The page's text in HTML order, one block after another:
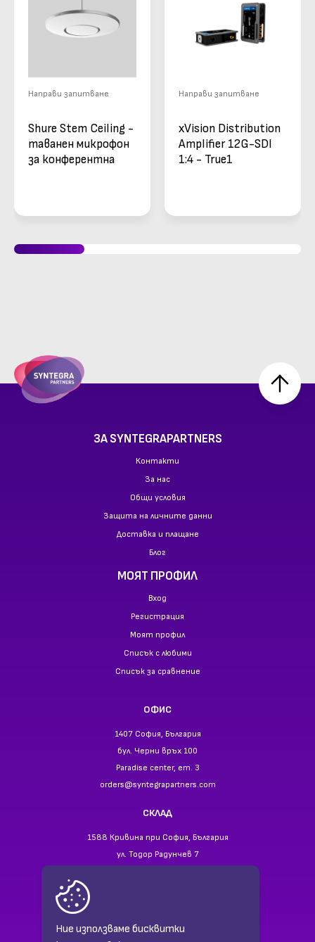
Ние използваме бисквитки
Направи запитване
Shure Stem Ceiling -
таванен микрофон
за конферентна
Направи запитване
xVision Distribution
Amplifier 12G-SDI
1:4 - True1
ЗА SYNTEGRAPARTNERS
Контакти
За нас
Общи условия
Защита на личните данни
Доставка и плащане
Блог
МОЯТ ПРОФИЛ
Вход
Регистрация
Моят профил
Списък с любими
Списък за сравнение
ОФИС
1407 София, България
бул. Черни връх 100
Paradise center, ет. 3
orders@syntegrapartners.com
СКЛАД
1588 Кривина при София, България
ул. Тодор Радунчев 7
+359 88 941 35 55